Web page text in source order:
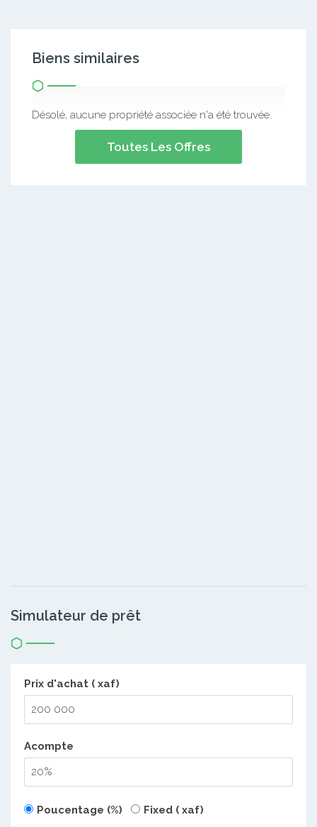
Biens similaires
Désolé, aucune propriété associée n'a été trouvée.
Toutes Les Offres
Simulateur de prêt
Prix d'achat ( xaf)
Acompte
Poucentage (%) Fixed ( xaf)